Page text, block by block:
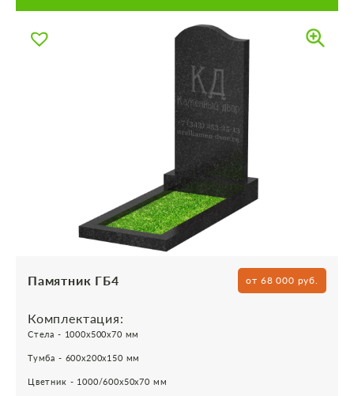
Памятник ГБ4 от 68 000 руб.
Комплектация:
Стела - 1000х500х70 мм
Тумба - 600х200х150 мм
Цветник - 1000/600х50х70 мм